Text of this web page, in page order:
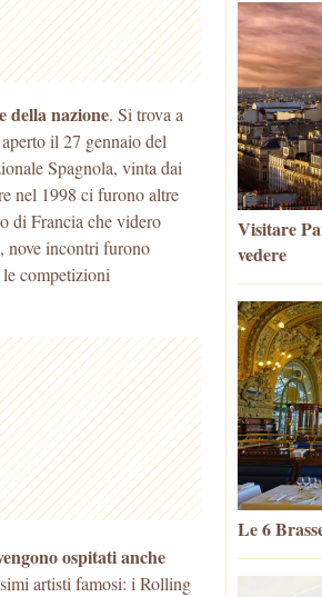
della nazione. Si trova a
il 27 gennaio del
Spagnola, vinta dai
nel 1998 ci furono altre
di Francia che videro
nove incontri furono
competizioni
ospitati anche
artisti famosi: i Rolling
Visitare
vedere
Le 6